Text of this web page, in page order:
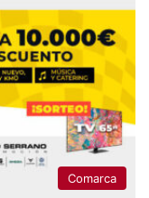
Comarca